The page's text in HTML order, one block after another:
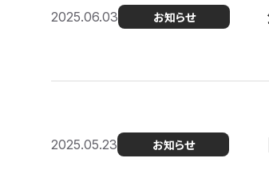
2025.06.03 お知らせ
2025.05.23 お知らせ